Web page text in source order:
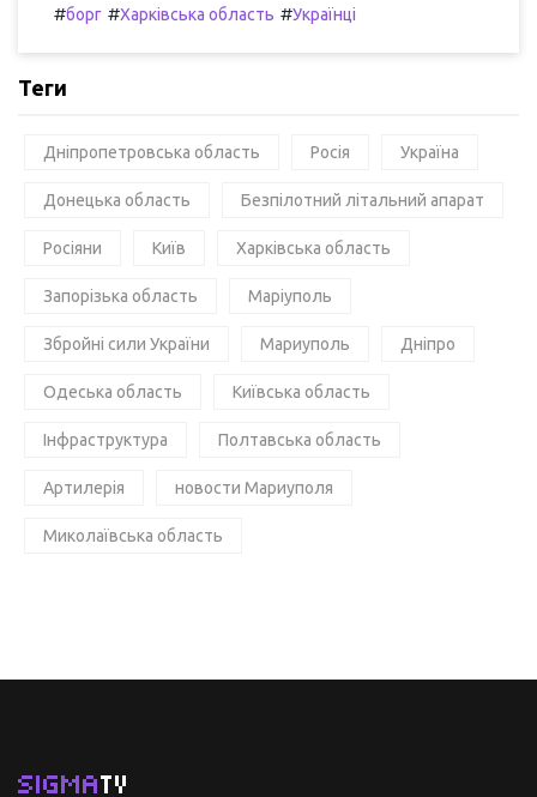
#борг #Харківська область #Українці
Теги
Дніпропетровська область Росія Україна
Донецька область Безпілотний літальний апарат
Росіяни Київ Харківська область
Запорізька область Маріуполь
Збройні сили України Мариуполь Дніпро
Одеська область Київська область
Інфраструктура Полтавська область
Артилерія новости Мариуполя
Миколаївська область
SIGMATV